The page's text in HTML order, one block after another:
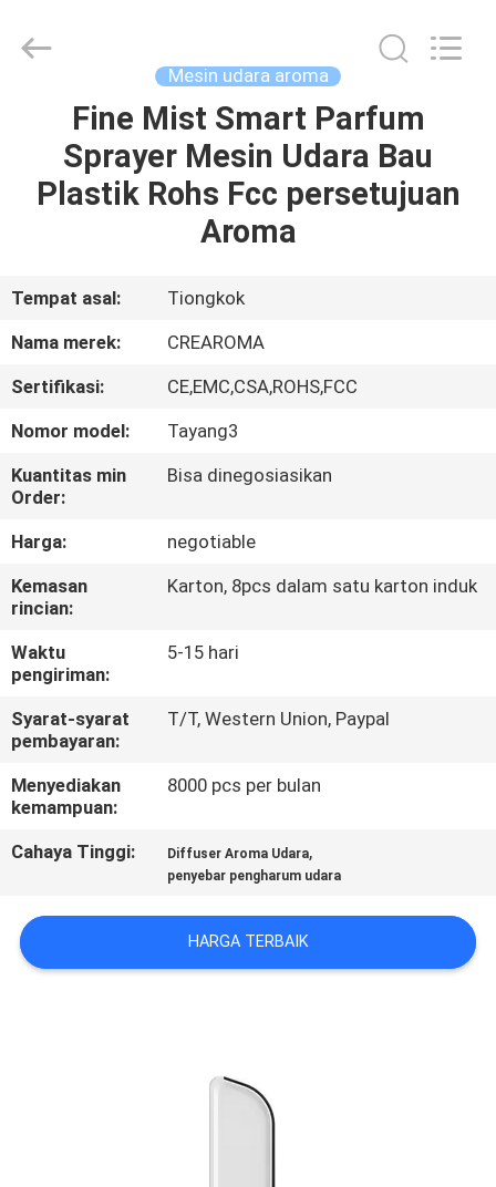
RUMAH
PRODUK
TAMPILAN
TENTANG
KAMI
TUR
PABRIK
KONTROL
KUALITAS
HUBUNGI
KAMI
BERITA
PERMINTAAN
PENAWARAN
Market.
Mesin udara aroma
Fine Mist Smart Parfum
Sprayer Mesin Udara Bau
Plastik Rohs Fcc persetujuan
Aroma
Tempat asal:
Tiongkok
Nama merek:
CREAROMA
Sertifikasi:
CE,EMC,CSA,ROHS,FCC
Nomor model:
Tayang3
Kuantitas min
Order:
Bisa dinegosiasikan
Harga:
negotiable
Kemasan
rincian:
Karton, 8pcs dalam satu karton induk
Waktu
pengiriman:
5-15 hari
Syarat-syarat
pembayaran:
T/T, Western Union, Paypal
Menyediakan
kemampuan:
8000 pcs per bulan
Cahaya Tinggi: Diffuser Aroma Udara,
penyebar pengharum udara
HARGA TERBAIK